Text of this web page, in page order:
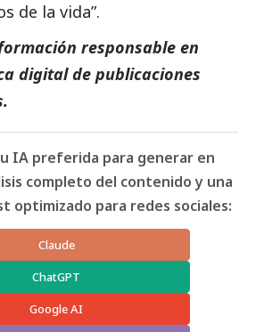
de la vida”.
responsable en
digital de publicaciones
.
IA preferida para generar en
completo del contenido y una
optimizado para redes sociales:
Claude
ChatGPT
Google AI